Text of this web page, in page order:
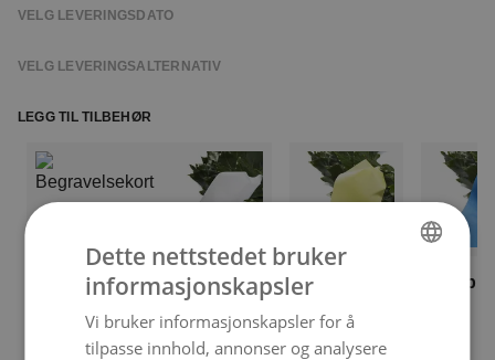
VELG LEVERINGSDATO
VELG LEVERINGSALTERNATIV
LEGG TIL TILBEHØR
Hvitt bånd
kr 189
Kremfarget
kr 189
Blått
ENGLISH
Dette nettstedet bruker
informasjonskapsler
Vi bruker informasjonskapsler for å
tilpasse innhold, annonser og analysere